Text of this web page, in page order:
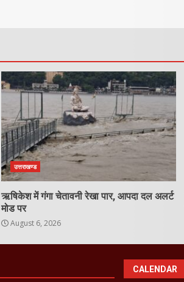
उत्तराखण्ड
ऋषिकेश में गंगा चेतावनी रेखा पार, आपदा दल अलर्ट
मोड पर
August 6, 2026
CALENDAR